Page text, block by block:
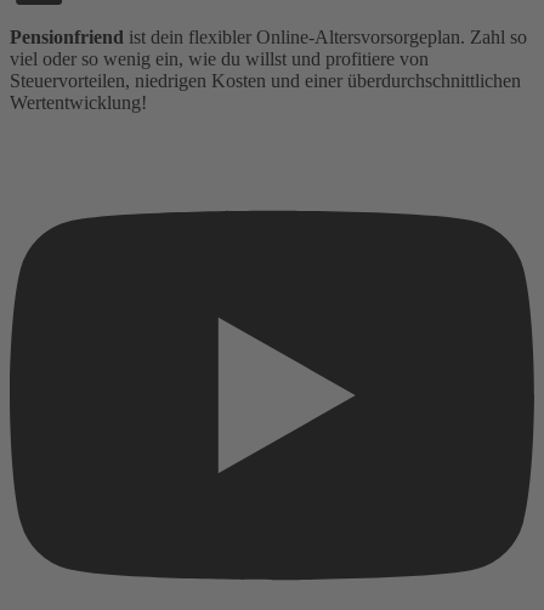
Pensionfriend ist dein flexibler Online-Altersvorsorgeplan. Zahl so
viel oder so wenig ein, wie du willst und profitiere von
Steuervorteilen, niedrigen Kosten und einer überdurchschnittlichen
Wertentwicklung!